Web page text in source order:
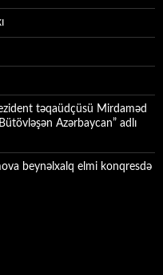
təqaüdçüsü Mirdaməd
Azərbaycan” adlı
beynəlxalq elmi konqresdə